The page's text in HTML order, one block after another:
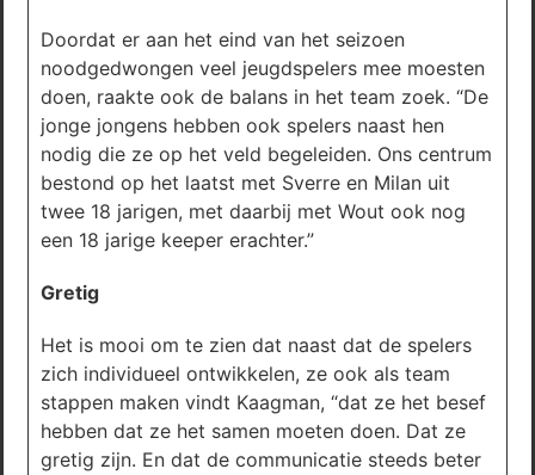
Doordat er aan het eind van het seizoen
noodgedwongen veel jeugdspelers mee moesten
doen, raakte ook de balans in het team zoek. “De
jonge jongens hebben ook spelers naast hen
nodig die ze op het veld begeleiden. Ons centrum
bestond op het laatst met Sverre en Milan uit
twee 18 jarigen, met daarbij met Wout ook nog
een 18 jarige keeper erachter.”
Gretig
Het is mooi om te zien dat naast dat de spelers
zich individueel ontwikkelen, ze ook als team
stappen maken vindt Kaagman, “dat ze het besef
hebben dat ze het samen moeten doen. Dat ze
gretig zijn. En dat de communicatie steeds beter